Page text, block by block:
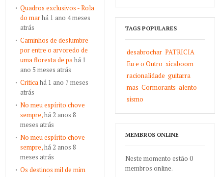
Quadros exclusivos - Rola
do marhá 1 ano 4 meses
atrás
Caminhos de deslumbre
por entre o arvoredo de
uma floresta de pahá 1
ano 5 meses atrás
Criticahá 1 ano 7 meses
atrás
No meu espírito chove
sempre,há 2 anos 8
meses atrás
No meu espírito chove
sempre,há 2 anos 8
meses atrás
Os destinos mil de mim
TAGS POPULARES
desabrochar PATRICIA
Eu e o Outro xicaboom
racionalidade guitarra
mas Cormorants alento
sismo
MEMBROS ONLINE
Neste momento estão 0
membros online.